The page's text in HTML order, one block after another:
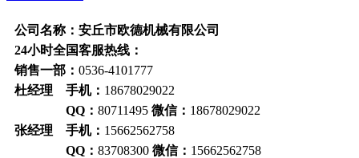
公司名称：安丘市欧德机械有限公司
24小时全国客服热线：
销售一部： 0536-4101777
杜经理 手机： 18678029022
QQ： 80711495 微信： 18678029022
张经理 手机： 15662562758
QQ： 83708300 微信： 15662562758